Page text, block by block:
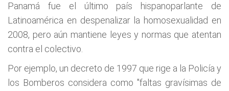
Panamá fue el último país hispanoparlante de
Latinoamérica en despenalizar la homosexualidad en
2008, pero aún mantiene leyes y normas que atentan
contra el colectivo.
Por ejemplo, un decreto de 1997 que rige a la Policía y
los Bomberos considera como "faltas gravísimas de